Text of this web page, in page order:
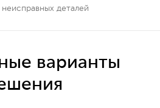
деталей
варианты